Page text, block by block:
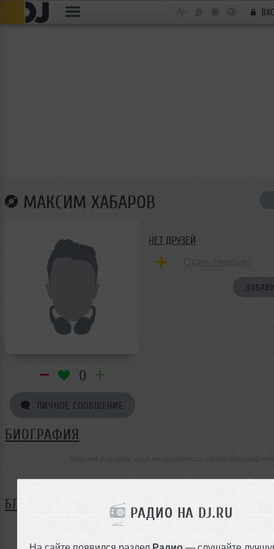
РАДИО НА DJ.RU
На сайте появился раздел Радио — слушайте
МАКСИМ ХАБАРОВ
0
ЛИЧНОЕ СООБЩЕНИЕ
НЕТ ДРУЗЕЙ
БИОГРАФИЯ
БЛОГ